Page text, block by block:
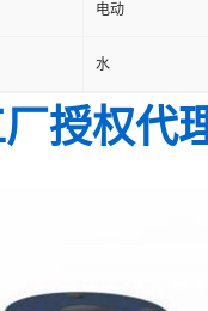
电动
水
授权代